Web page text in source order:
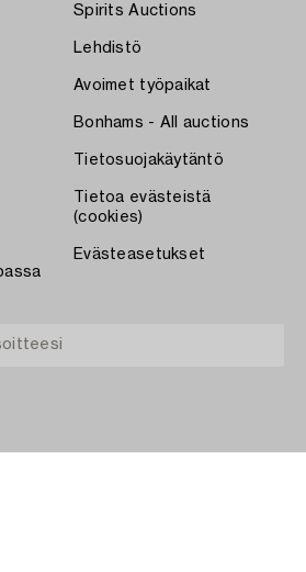
Spirits Auctions
Lehdistö
Avoimet työpaikat
Bonhams - All auctions
Tietosuojakäytäntö
Tietoa evästeistä
(cookies)
Evästeasetukset